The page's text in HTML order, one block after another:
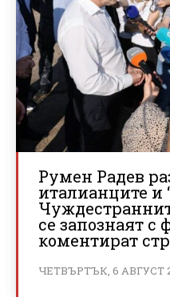
Румен Радев
италианците и
се запознаят с
коментират
ЧЕТВЪРТЪК, 6 АВГУСТ